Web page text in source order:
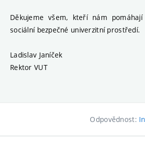
Děkujeme všem, kteří nám
sociální bezpečné univerzitní prostředí.
Ladislav Janíček
Rektor VUT
Odpovědnost: